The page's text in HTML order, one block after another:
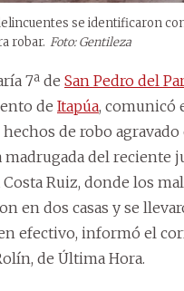
se identificaron
robar. Foto: Gentileza
7ª de San Pedro del
de Itapúa, comunicó
de robo
madrugada del reciente
Ruiz, donde los
en dos casas y se
efectivo, informó el
de Última Hora.